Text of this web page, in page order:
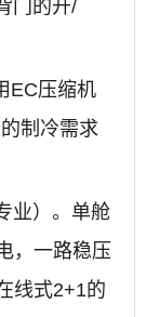
门的开/
EC压缩机
制冷需求
业）。单舱
，一路稳压
线式2+1的